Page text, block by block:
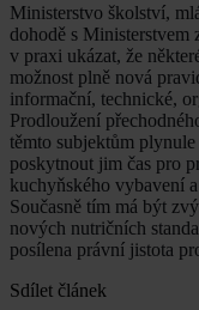
Ministerstvo školství,
dohodě s
v praxi ukázat, že
možnost plně nová
informační, technické,
Prodloužení
těmto subjektům
poskytnout jim čas pro
kuchyňského vybavení
Současně tím má být
nových nutričních
posílena právní jistota
Sdílet článek